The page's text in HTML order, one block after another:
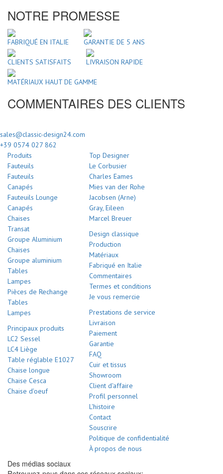
NOTRE PROMESSE
FABRIQUÉ EN ITALIE GARANTIE DE 5 ANS
CLIENTS SATISFAITS LIVRAISON RAPIDE
MATÉRIAUX HAUT DE GAMME
COMMENTAIRES DES CLIENTS
sales@classic-design24.com
+39 0574 027 862
Produits
Fauteuils
Fauteuils
Canapés
Fauteuils Lounge
Canapés
Chaises
Transat
Groupe Aluminium
Chaises
Groupe aluminium
Tables
Lampes
Pièces de Rechange
Tables
Lampes
Principaux produits
LC2 Sessel
LC4 Liège
Table réglable E1027
Chaise longue
Chaise Cesca
Chaise d’oeuf
Top Designer
Le Corbusier
Charles Eames
Mies van der Rohe
Jacobsen (Arne)
Gray, Eileen
Marcel Breuer
Design classique
Production
Matériaux
Fabriqué en Italie
Commentaires
Termes et conditions
Je vous remercie
Prestations de service
Livraison
Paiement
Garantie
FAQ
Cuir et tissus
Showroom
Client d'affaire
Profil personnel
L'histoire
Contact
Souscrire
Politique de confidentialité
À propos de nous
Des médias sociaux